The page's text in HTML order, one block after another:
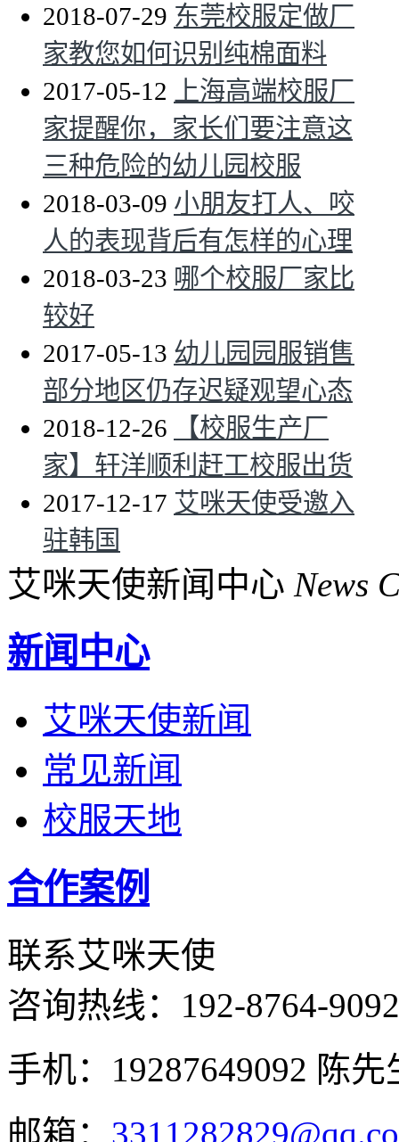
2018-07-29 东莞校服定做厂
家教您如何识别纯棉面料
2017-05-12
上海高端校服厂
家提醒你，家长们要注意这
三种危险的幼儿园校服
2018-03-09 小朋友打人、咬
人的表现背后有怎样的心理
2018-03-23 哪个校服厂家比
较好
2017-05-13 幼儿园园服销售
部分地区仍存迟疑观望心态
2018-12-26
【校服生产厂
家】轩洋顺利赶工校服出货
2017-12-17 艾咪天使受邀入
驻韩国
艾咪天使新闻中心 News
新闻中心
艾咪天使新闻
常见新闻
校服天地
合作案例
联系艾咪天使
咨询热线： 192-8764-9092
手机：19287649092 陈先
邮箱：